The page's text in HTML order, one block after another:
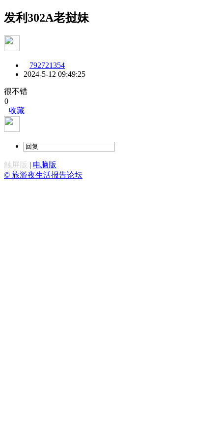
发利302A老挝妹
792721354
2024-5-12 09:49:25
很不错
0
收藏
触屏版 | 电脑版
© 旅游夜生活报告论坛